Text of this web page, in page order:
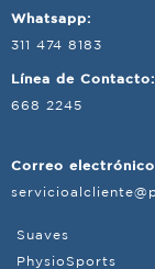
Whatsapp:
311 474 8183
Línea de Contacto:
668 2245
Correo
Suaves
PhysioSports